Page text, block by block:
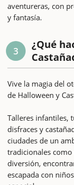
aventureras, con
y fantasía.
3
¿Qué
Vive la magia del
de Halloween y
Talleres infantiles,
disfraces y
ciudades de un
tradicionales
diversión,
escapada con